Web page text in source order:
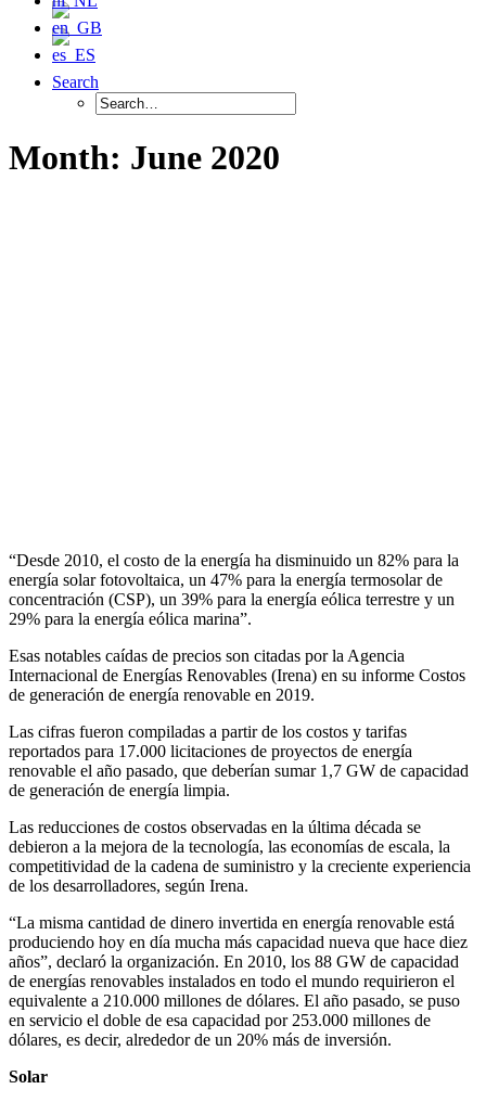
Search
Month: June 2020
“Desde 2010, el costo de la energía ha disminuido un 82% para la
energía solar fotovoltaica, un 47% para la energía termosolar de
concentración (CSP), un 39% para la energía eólica terrestre y un
29% para la energía eólica marina”.
Esas notables caídas de precios son citadas por la Agencia
Internacional de Energías Renovables (Irena) en su informe Costos
de generación de energía renovable en 2019.
Las cifras fueron compiladas a partir de los costos y tarifas
reportados para 17.000 licitaciones de proyectos de energía
renovable el año pasado, que deberían sumar 1,7 GW de capacidad
de generación de energía limpia.
Las reducciones de costos observadas en la última década se
debieron a la mejora de la tecnología, las economías de escala, la
competitividad de la cadena de suministro y la creciente experiencia
de los desarrolladores, según Irena.
“La misma cantidad de dinero invertida en energía renovable está
produciendo hoy en día mucha más capacidad nueva que hace diez
años”, declaró la organización. En 2010, los 88 GW de capacidad
de energías renovables instalados en todo el mundo requirieron el
equivalente a 210.000 millones de dólares. El año pasado, se puso
en servicio el doble de esa capacidad por 253.000 millones de
dólares, es decir, alrededor de un 20% más de inversión.
Solar